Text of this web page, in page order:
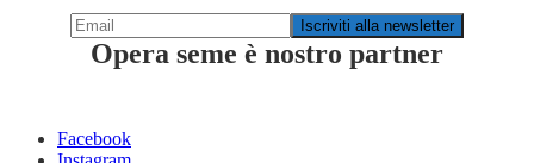
Opera seme è nostro partner
Facebook